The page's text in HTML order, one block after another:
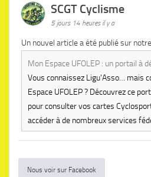
SCGT Cyclisme
5 jours 14 heures il y a
Un nouvel article a été publié sur
Mon Espace UFOLEP : un portail à
Vous connaissez Ligu'Asso… mais
Espace UFOLEP ? Découvrez ce
pour consulter vos cartes
accéder à de nombreux services
Nous voir sur Facebook